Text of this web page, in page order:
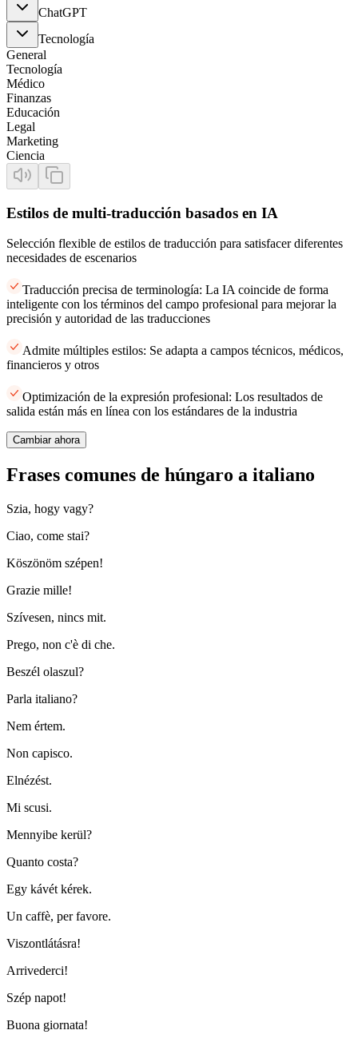
ChatGPT
Tecnología
General
Tecnología
Médico
Finanzas
Educación
Legal
Marketing
Ciencia
Estilos de multi-traducción basados en IA
Selección flexible de estilos de traducción para satisfacer diferentes
necesidades de escenarios
Traducción precisa de terminología: La IA coincide de forma
inteligente con los términos del campo profesional para mejorar la
precisión y autoridad de las traducciones
Admite múltiples estilos: Se adapta a campos técnicos, médicos,
financieros y otros
Optimización de la expresión profesional: Los resultados de
salida están más en línea con los estándares de la industria
Cambiar ahora
Frases comunes de húngaro a italiano
Szia, hogy vagy?
Ciao, come stai?
Köszönöm szépen!
Grazie mille!
Szívesen, nincs mit.
Prego, non c'è di che.
Beszél olaszul?
Parla italiano?
Nem értem.
Non capisco.
Elnézést.
Mi scusi.
Mennyibe kerül?
Quanto costa?
Egy kávét kérek.
Un caffè, per favore.
Viszontlátásra!
Arrivederci!
Szép napot!
Buona giornata!